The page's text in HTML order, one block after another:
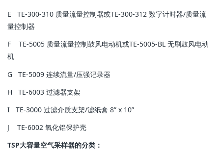
E TE-300-310 质量流量控制器或TE-300-312 数字计时器/质量流
量控制器
F TE-5005 质量流量控制鼓风电动机或TE-5005-BL 无刷鼓风电动
机
G TE-5009 连续流量/压强记录器
H TE-6003 过滤器支架
I TE-3000 过滤介质支架/滤纸盒 8” x 10”
J TE-6002 氧化铝保护壳
TSP大容量空气采样器的分类：